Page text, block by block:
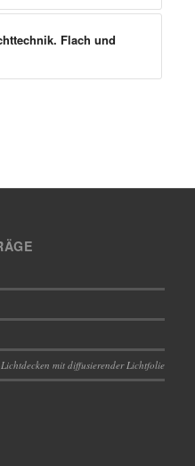
Flach und
mit diffusierender Lichtfolie